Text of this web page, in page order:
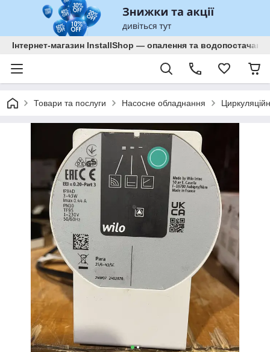
Інтернет-магазин InstallShop — опалення та водопостачання
Товари та послуги Насосне обладнання